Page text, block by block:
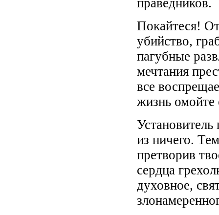
Покайтеся!
убийство,
пагубные
мечтания
все
жизнь омойте
из ничего.
претворив
сердца
духовное,